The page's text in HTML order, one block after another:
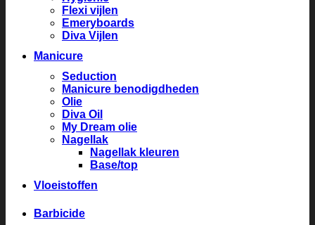
Flexi vijlen
Emeryboards
Diva Vijlen
Manicure
Seduction
Manicure benodigdheden
Olie
Diva Oil
My Dream olie
Nagellak
Nagellak kleuren
Base/top
Vloeistoffen
Barbicide